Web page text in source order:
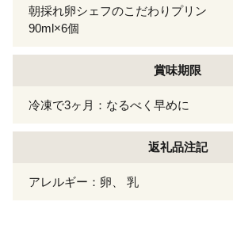
朝採れ卵シェフのこだわりプリン
90ml×6個
賞味期限
冷凍で3ヶ月：なるべく早めに
返礼品注記
アレルギー：卵、 乳